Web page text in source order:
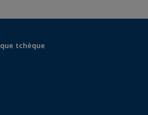
tchèque